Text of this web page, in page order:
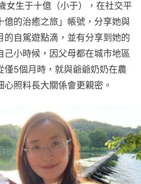
女生于十億（小于），在社交平
億的治癒之旅」帳號，分享她與
的自駕遊點滴，並有分享到她的
己小時候，因父母都在城市地區
僅5個月時，就與爺爺奶奶在農
照料長大關係會更親密。